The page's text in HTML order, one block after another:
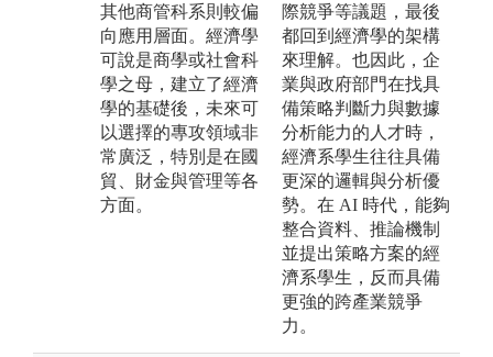
其他商管科系則較偏
向應用層面。經濟學
可說是商學或社會科
學之母，建立了經濟
學的基礎後，未來可
以選擇的專攻領域非
常廣泛，特別是在國
貿、財金與管理等各
方面。
際競爭等議題，最後
都回到經濟學的架構
來理解。也因此，企
業與政府部門在找具
備策略判斷力與數據
分析能力的人才時，
經濟系學生往往具備
更深的邏輯與分析優
勢。在 AI 時代，能夠
整合資料、推論機制
並提出策略方案的經
濟系學生，反而具備
更強的跨產業競爭
力。